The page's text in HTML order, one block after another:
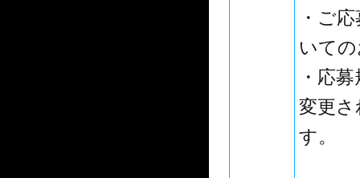
・ご
いて
・応
変更
す。